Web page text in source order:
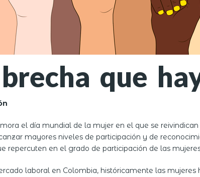
que
el día mundial de la mujer en el que se
mayores niveles de participación y de
repercuten en el grado de participación de las
laboral en Colombia, históricamente las